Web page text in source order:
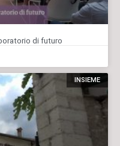
di futuro
INSIEME